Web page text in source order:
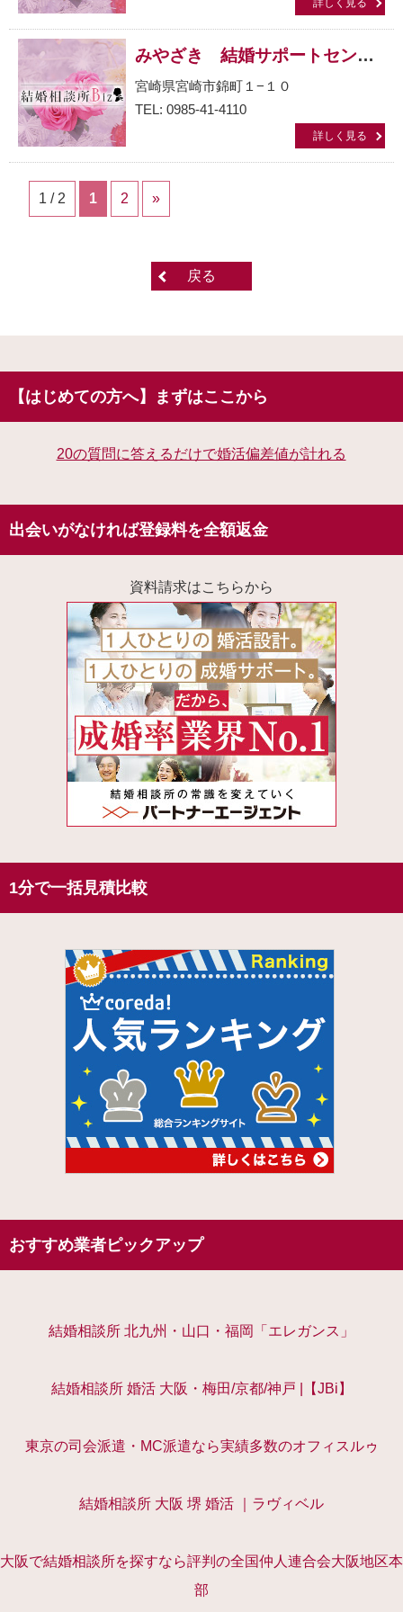
詳しく見る
みやざき 結婚サポートセンター
宮崎県宮崎市錦町１−１０
TEL: 0985-41-4110
詳しく見る
1 / 2 1 2 »
戻る
【はじめての方へ】まずはここから
20の質問に答えるだけで婚活偏差値が計れる
出会いがなければ登録料を全額返金
資料請求はこちらから
1分で一括見積比較
おすすめ業者ピックアップ
結婚相談所 北九州・山口・福岡「エレガンス」
結婚相談所 婚活 大阪・梅田/京都/神戸 |【JBi】
東京の司会派遣・MC派遣なら実績多数のオフィスルゥ
結婚相談所 大阪 堺 婚活 ｜ラヴィベル
大阪で結婚相談所を探すなら評判の全国仲人連合会大阪地区本
部